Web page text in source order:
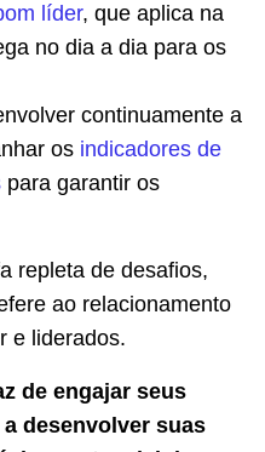
líder, que aplica na
no dia a dia para os
continuamente a
os indicadores de
para garantir os
repleta de desafios,
ao relacionamento
e liderados.
de engajar seus
desenvolver suas